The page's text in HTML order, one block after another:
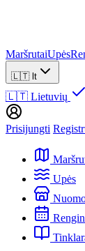
MaršrutaiUpės
🇱🇹 lt
🇱🇹 Lietuvių
Prisijungti
Upės